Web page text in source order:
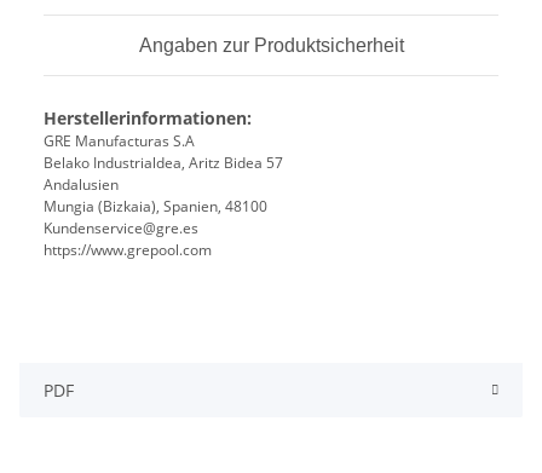
Angaben zur Produktsicherheit
Herstellerinformationen:
GRE Manufacturas S.A
Belako Industrialdea, Aritz Bidea 57
Andalusien
Mungia (Bizkaia), Spanien, 48100
Kundenservice@gre.es
https://www.grepool.com
PDF